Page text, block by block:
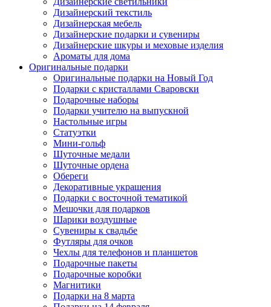
Дизайнерский текстиль
Дизайнерская мебель
Дизайнерские подарки и сувениры
Дизайнерские шкуры и меховые изделия
Ароматы для дома
Оригинальные подарки
Оригинальные подарки на Новый Год
Подарки с кристаллами Сваровски
Подарочные наборы
Подарки учителю на выпускной
Настольные игры
Статуэтки
Мини-гольф
Шуточные медали
Шуточные ордена
Обереги
Декоративные украшения
Подарки с восточной тематикой
Мешочки для подарков
Шарики воздушные
Сувениры к свадьбе
Футляры для очков
Чехлы для телефонов и планшетов
Подарочные пакеты
Подарочные коробки
Магнитики
Подарки на 8 марта